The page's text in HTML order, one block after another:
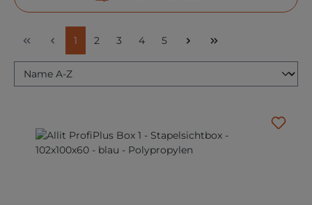
Seite
1 Seite
2 Seite
3 Seite
4 Seite
5